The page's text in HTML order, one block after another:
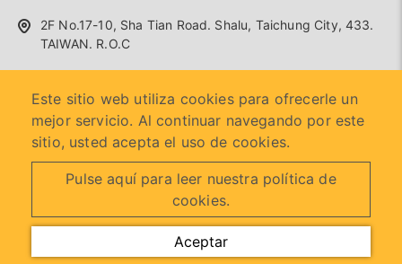
Este sitio web utiliza cookies para ofrecerle un
mejor servicio. Al continuar navegando por este
sitio, usted acepta el uso de cookies.
Pulse aquí para leer nuestra política de
cookies.
Aceptar
2F No.17-10, Sha Tian Road. Shalu, Taichung City, 433.
TAIWAN. R.O.C
superseed.service@gmail.com
2026 © SUPER SEED TRADING CO., LTD. Designed by
Mapa del sitio
LINE WECHAT TEL MAIL